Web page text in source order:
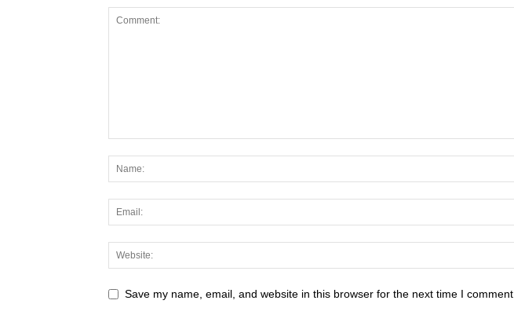
Save my name, email, and website in this browser for the next time I comment.